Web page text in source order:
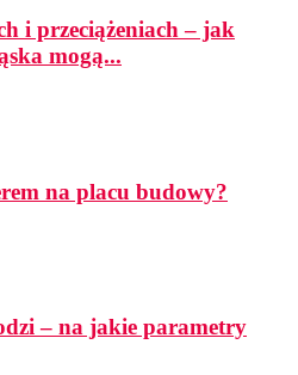
i przeciążeniach – jak
mogą...
na placu budowy?
– na jakie parametry